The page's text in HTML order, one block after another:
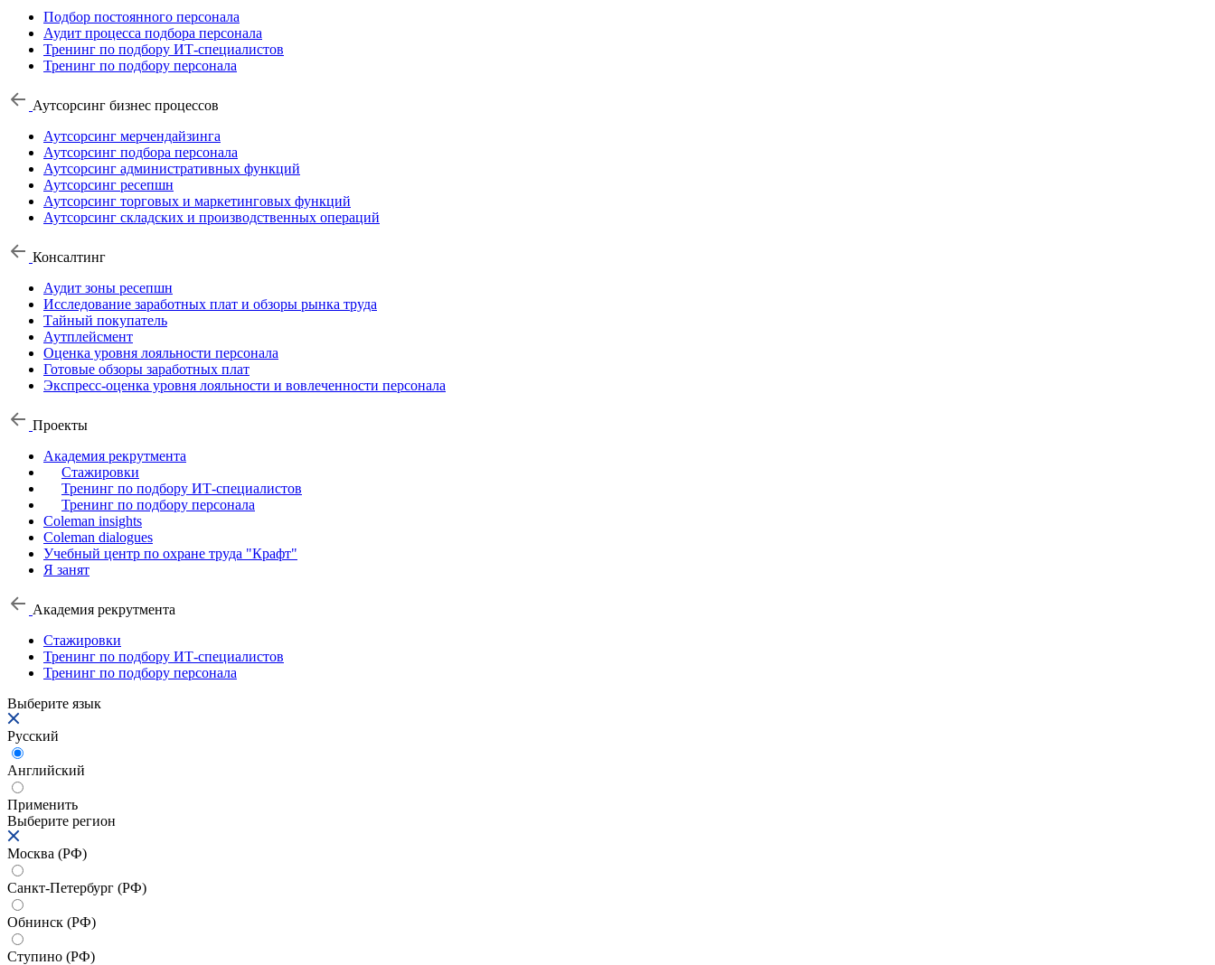
Подбор постоянного персонала
Аудит процесса подбора персонала
Тренинг по подбору ИТ-специалистов
Тренинг по подбору персонала
Аутсорсинг бизнес процессов
Аутсорсинг мерчендайзинга
Аутсорсинг подбора персонала
Аутсорсинг административных функций
Аутсорсинг ресепшн
Аутсорсинг торговых и маркетинговых функций
Аутсорсинг складских и производственных операций
Консалтинг
Аудит зоны ресепшн
Исследование заработных плат и обзоры рынка труда
Тайный покупатель
Аутплейсмент
Оценка уровня лояльности персонала
Готовые обзоры заработных плат
Экспресс-оценка уровня лояльности и вовлеченности персонала
Проекты
Академия рекрутмента
Стажировки
Тренинг по подбору ИТ-специалистов
Тренинг по подбору персонала
Coleman insights
Coleman dialogues
Учебный центр по охране труда "Крафт"
Я занят
Академия рекрутмента
Стажировки
Тренинг по подбору ИТ-специалистов
Тренинг по подбору персонала
Выберите язык
Русский
Английский
Применить
Выберите регион
Москва (РФ)
Санкт-Петербург (РФ)
Обнинск (РФ)
Ступино (РФ)